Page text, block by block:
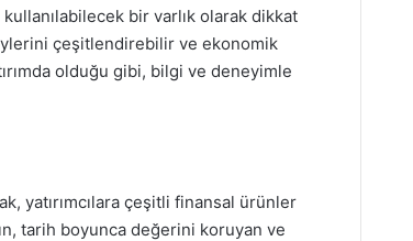
kullanılabilecek bir varlık olarak dikkat
çeşitlendirebilir ve ekonomik
olduğu gibi, bilgi ve deneyimle
yatırımcılara çeşitli finansal ürünler
tarih boyunca değerini koruyan ve